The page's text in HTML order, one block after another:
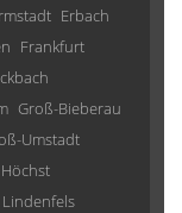
Erbach
Frankfurt
Groß-Bieberau
Umstadt
Höchst
Lindenfels